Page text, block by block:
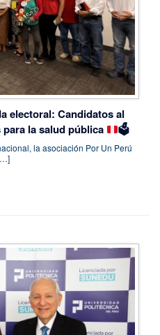
electoral: Candidatos al
la salud pública
🗳️
la asociación Por Un Perú